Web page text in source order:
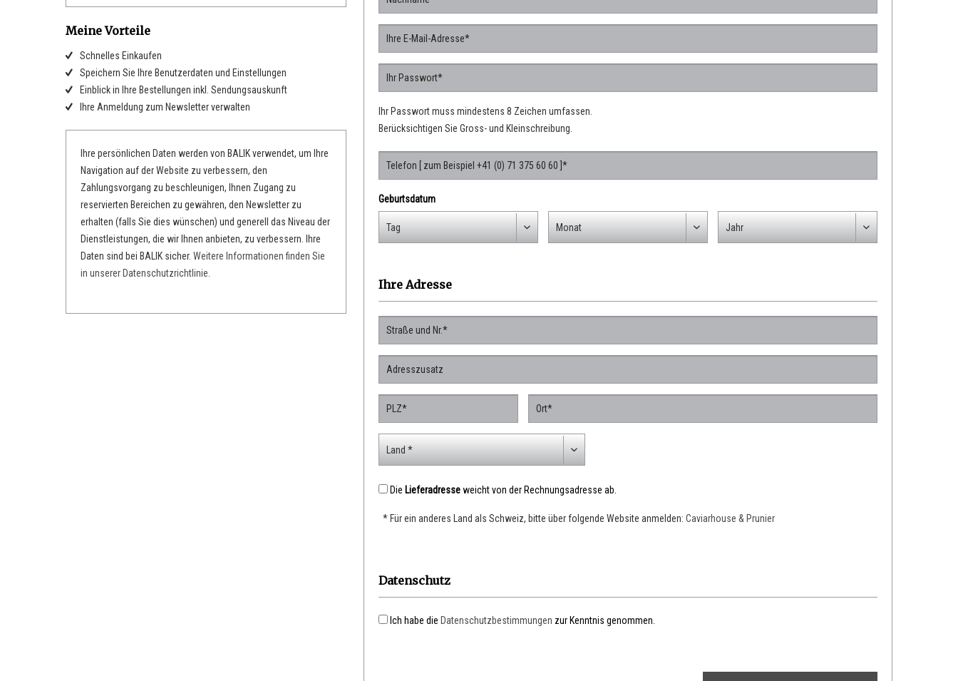
Ihr Passwort muss mindestens 8 Zeichen umfassen.
Berücksichtigen Sie Gross- und Kleinschreibung.
Geburtsdatum
Ihre Adresse
Die Lieferadresseweicht von der Rechnungsadresse ab.
* Für ein anderes Land als Schweiz, bitte über folgende Website anmelden: Caviarhouse & Prunier
Datenschutz
Ich habe die Datenschutzbestimmungen zur Kenntnis genommen.
Meine Vorteile
Schnelles Einkaufen
Speichern Sie Ihre Benutzerdaten und Einstellungen
Einblick in Ihre Bestellungen inkl. Sendungsauskunft
Ihre Anmeldung zum Newsletter verwalten
Ihre persönlichen Daten werden von BALIK verwendet, um Ihre
Navigation auf der Website zu verbessern, den
Zahlungsvorgang zu beschleunigen, Ihnen Zugang zu
reservierten Bereichen zu gewähren, den Newsletter zu
erhalten (falls Sie dies wünschen) und generell das Niveau der
Dienstleistungen, die wir Ihnen anbieten, zu verbessern. Ihre
Daten sind bei BALIK sicher. Weitere Informationen finden Sie
in unserer Datenschutzrichtlinie.